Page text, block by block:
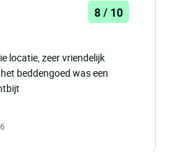
8 / 10
locatie, zeer vriendelijk
beddengoed was een